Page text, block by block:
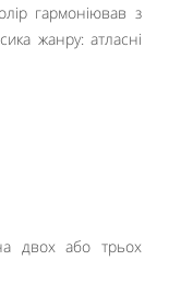
гармоніював з
жанру: атласні
двох або трьох